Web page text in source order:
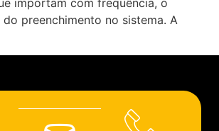
preenchimento no sistema. A